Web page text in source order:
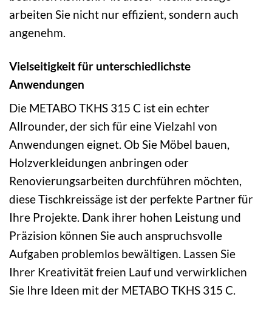
arbeiten Sie nicht nur effizient, sondern auch
angenehm.
Vielseitigkeit für unterschiedlichste
Anwendungen
Die METABO TKHS 315 C ist ein echter
Allrounder, der sich für eine Vielzahl von
Anwendungen eignet. Ob Sie Möbel bauen,
Holzverkleidungen anbringen oder
Renovierungsarbeiten durchführen möchten,
diese Tischkreissäge ist der perfekte Partner für
Ihre Projekte. Dank ihrer hohen Leistung und
Präzision können Sie auch anspruchsvolle
Aufgaben problemlos bewältigen. Lassen Sie
Ihrer Kreativität freien Lauf und verwirklichen
Sie Ihre Ideen mit der METABO TKHS 315 C.